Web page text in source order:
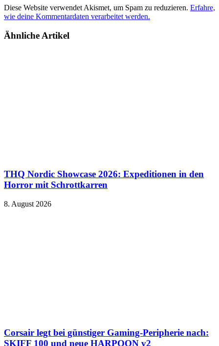
Diese Website verwendet Akismet, um Spam zu reduzieren. Erfahre,
wie deine Kommentardaten verarbeitet werden.
Ähnliche Artikel
THQ Nordic Showcase 2026: Expeditionen in den
Horror mit Schrottkarren
8. August 2026
Corsair legt bei günstiger Gaming-Peripherie nach:
SKIFF 100 und neue HARPOON v2